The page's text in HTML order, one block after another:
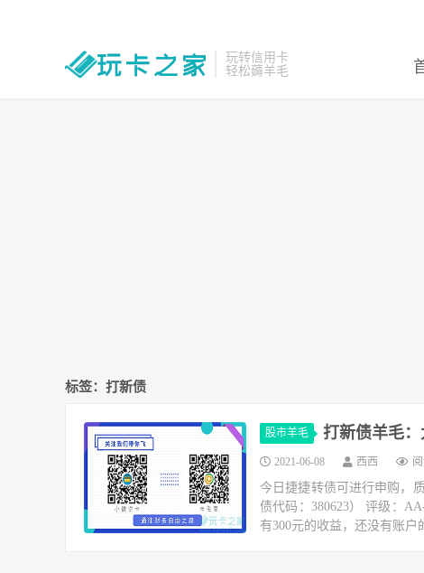
玩转信用卡
轻松薅羊毛
标签：打新债
股市羊毛 打新债羊毛
2021-06-08 西西
今日捷捷转债可进行申购，
债代码：380623） 评级：
有300元的收益，还没有账